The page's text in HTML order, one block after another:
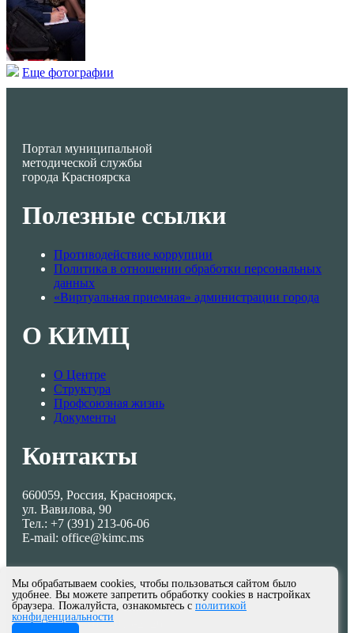
Еще фотографии
Портал муниципальной
методической службы
города Красноярска
Полезные ссылки
Противодействие коррупции
Политика в отношении обработки персональных
данных
«Виртуальная приемная» администрации города
О КИМЦ
О Центре
Структура
Профсоюзная жизнь
Документы
Контакты
660059, Россия, Красноярск,
ул. Вавилова, 90
Тел.: +7 (391) 213-06-06
E-mail: office@kimc.ms
© МКУ КИМЦ 2013-2026
Мы обрабатываем cookies, чтобы пользоваться сайтом было
удобнее. Вы можете запретить обработку cookies в настройках
браузера. Пожалуйста, ознакомьтесь с политикой
конфиденциальности